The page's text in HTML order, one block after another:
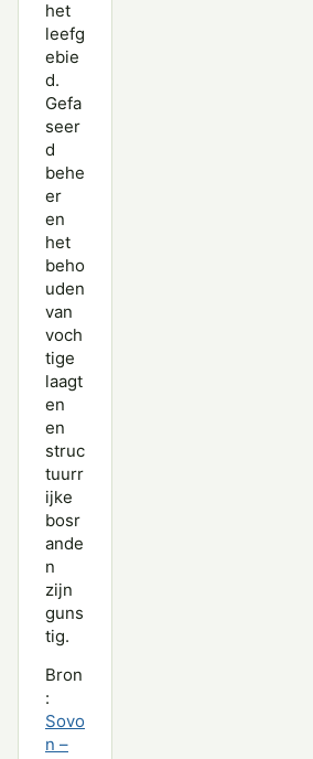
het
leefg
ebie
d.
Gefa
seer
d
behe
er
en
het
beho
uden
van
voch
tige
laagt
en
en
struc
tuurr
ijke
bosr
ande
n
zijn
guns
tig.
Bron
:
Sovo
n –